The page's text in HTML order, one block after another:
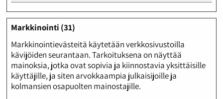
Markkinointi (31)
Markkinointievästeitä käytetään verkkosivustoilla
kävijöiden seurantaan. Tarkoituksena on näyttää
mainoksia, jotka ovat sopivia ja kiinnostavia yksittäisille
käyttäjille, ja siten arvokkaampia julkaisijoille ja
kolmansien osapuolten mainostajille.